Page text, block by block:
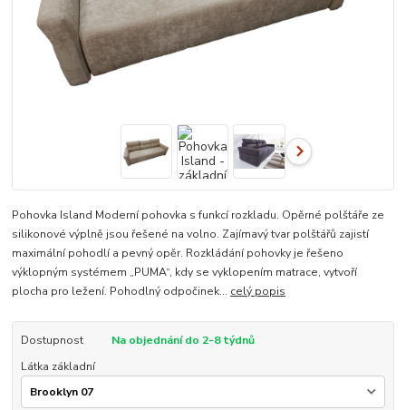
Pohovka Island Moderní pohovka s funkcí rozkladu. Opěrné polštáře ze
silikonové výplně jsou řešené na volno. Zajímavý tvar polštářů zajistí
maximální pohodlí a pevný opěr. Rozkládání pohovky je řešeno
výklopným systémem „PUMA“, kdy se vyklopením matrace, vytvoří
plocha pro ležení. Pohodlný odpočinek... celý popis
Dostupnost
Na objednání do 2-8 týdnů
Látka základní